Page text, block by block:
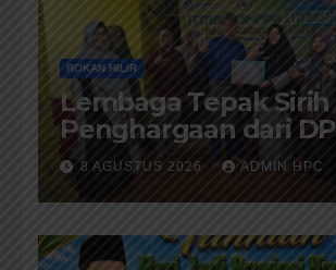
ROKAN HILIR
Lembaga Tepak
Penghargaan dari
Rokan Hilir
8 AGUSTUS 2026 ADMIN HPC